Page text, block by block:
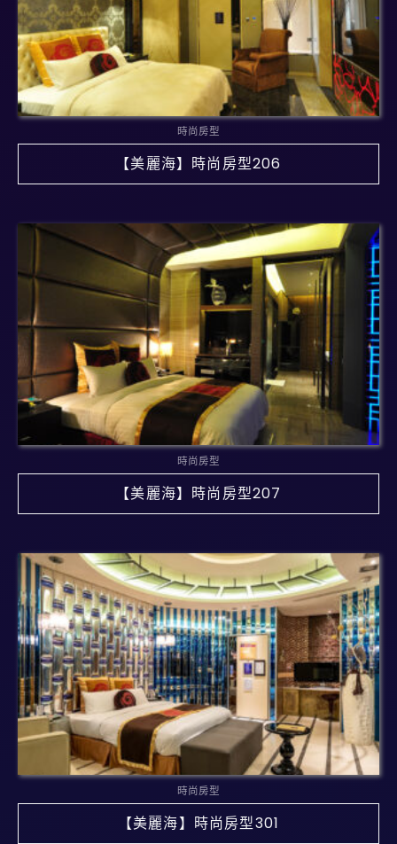
時尚房型
【美麗海】時尚房型206
時尚房型
【美麗海】時尚房型207
時尚房型
【美麗海】時尚房型301